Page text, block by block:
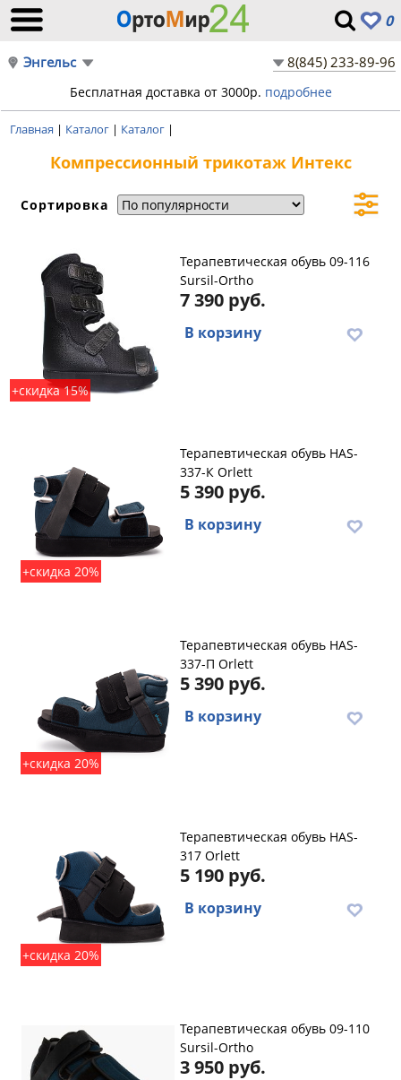
0
Энгельс 8(845) 233-89-96
Бесплатная доставка от 3000р. подробнее
Главная | Каталог | Каталог |
Компрессионный трикотаж Интекс
Сортировка
+скидка 15%
Терапевтическая обувь 09-116
Sursil-Ortho
7 390 руб.
В корзину
+скидка 20%
Терапевтическая обувь HAS-
337-К Orlett
5 390 руб.
В корзину
+скидка 20%
Терапевтическая обувь HAS-
337-П Orlett
5 390 руб.
В корзину
+скидка 20%
Терапевтическая обувь HAS-
317 Orlett
5 190 руб.
В корзину
Терапевтическая обувь 09-110
Sursil-Ortho
3 950 руб.